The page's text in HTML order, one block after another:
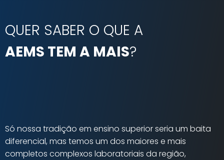
QUER SABER O QUE A
AEMS TEM A MAIS?
Só nossa tradição em ensino superior seria um baita
diferencial, mas temos um dos maiores e mais
completos complexos laboratoriais da região,